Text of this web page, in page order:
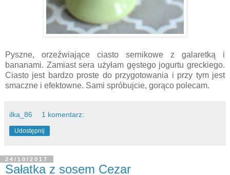
Pyszne, orzeźwiające ciasto sernikowe z galaretką i
bananami. Zamiast sera użyłam gęstego jogurtu greckiego.
Ciasto jest bardzo proste do przygotowania i przy tym jest
smaczne i efektowne. Sami spróbujcie, gorąco polecam.
ilka_86 1 komentarz:
Udostępnij
24/10/2017
Sałatka z sosem Cezar